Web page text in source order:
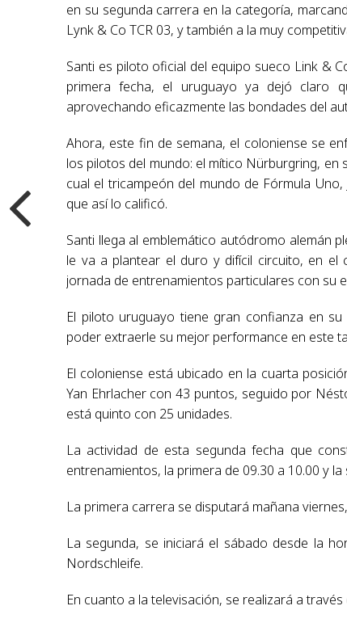
en su segunda carrera en la categoría,
Lynk & Co TCR 03, y también a la muy
Santi es piloto oficial del equipo sueco Link &
primera fecha, el uruguayo ya dejó claro
aprovechando eficazmente las bondades del
Ahora, este fin de semana, el coloniense se
los pilotos del mundo: el mítico Nürburgring,
cual el tricampeón del mundo de Fórmula
que así lo calificó.
Santi llega al emblemático autódromo alemán
le va a plantear el duro y difícil circuito, en el
jornada de entrenamientos particulares con su
El piloto uruguayo tiene gran confianza en
poder extraerle su mejor performance en este
El coloniense está ubicado en la cuarta
Yan Ehrlacher con 43 puntos, seguido por
está quinto con 25 unidades.
La actividad de esta segunda fecha que
entrenamientos, la primera de 09.30 a 10.00 y
La primera carrera se disputará mañana
La segunda, se iniciará el sábado desde la
Nordschleife.
En cuanto a la televisación, se realizará a través